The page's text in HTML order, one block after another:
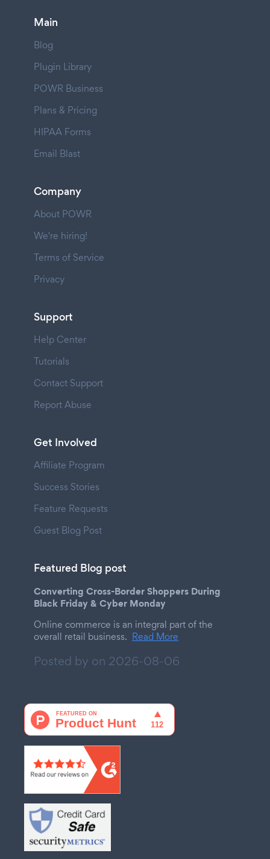
Main
Blog
Plugin Library
POWR Business
Plans & Pricing
HIPAA Forms
Email Blast
Company
About POWR
We're hiring!
Terms of Service
Privacy
Support
Help Center
Tutorials
Contact Support
Report Abuse
Get Involved
Affiliate Program
Success Stories
Feature Requests
Guest Blog Post
Featured Blog post
Converting Cross-Border Shoppers During
Black Friday & Cyber Monday
Online commerce is an integral part of the
overall retail business. Read More
Posted by on 2026-08-06